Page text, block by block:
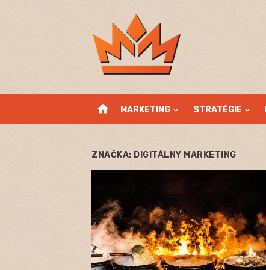
home MARKETING STRATÉGIE
ZNAČKA: DIGITÁLNY MARKETING